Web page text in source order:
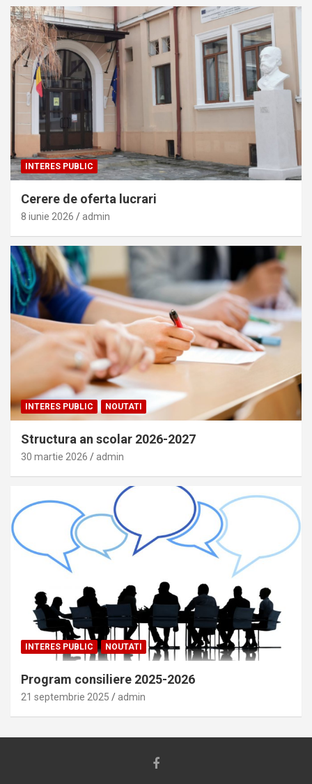
INTERES PUBLIC
Cerere de oferta lucrari
8 iunie 2026 admin
INTERES PUBLIC NOUTATI
Structura an scolar 2026-2027
30 martie 2026 admin
INTERES PUBLIC NOUTATI
Program consiliere 2025-2026
21 septembrie 2025 admin